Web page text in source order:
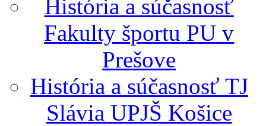
História a súčasnosť
Fakulty športu PU v
Prešove
História a súčasnosť TJ
Slávia UPJŠ Košice